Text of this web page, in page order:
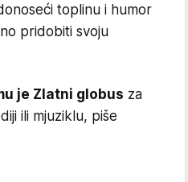
toplinu i humor
pridobiti svoju
je Zlatni globus za
ili mjuziklu, piše